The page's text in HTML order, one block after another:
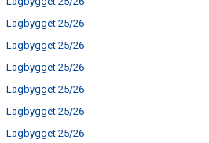
Lagbygget 25/26
Lagbygget 25/26
Lagbygget 25/26
Lagbygget 25/26
Lagbygget 25/26
Lagbygget 25/26